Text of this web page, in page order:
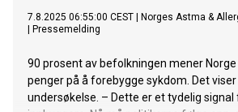
7.8.2025 06:55:00 CEST
Norges Astma &
Pressemelding
90 prosent av befolkningen mener
penger på å forebygge sykdom. Det viser
undersøkelse. – Dette er et tydelig signal